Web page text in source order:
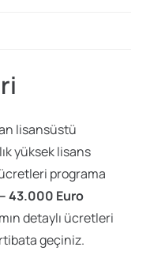
lisansüstü
yüksek lisans
programa
43.000 Euro
detaylı ücretleri
geçiniz.